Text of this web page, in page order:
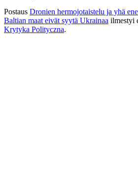
Postaus Dronien hermojotaistelu ja yhä
Baltian maat eivät syytä Ukrainaa ilmestyi
Krytyka Polityczna.